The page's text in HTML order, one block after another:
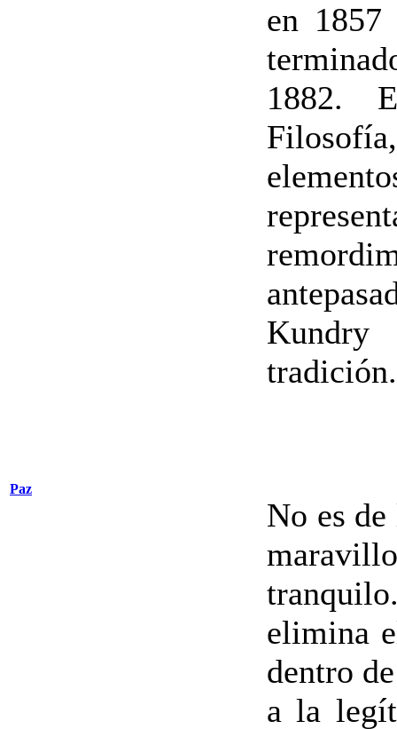
en
1882.
Kundry
Paz
No es
elimina
dentro
a la